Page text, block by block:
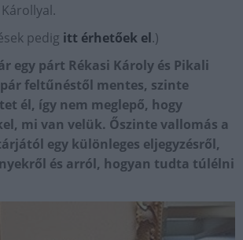
pedig itt érhetőek el.)
egy párt Rékasi Károly és Pikali
feltűnéstől mentes, szinte
él, így nem meglepő, hogy
mi van velük. Őszinte vallomás a
egy különleges eljegyzésről,
és arról, hogyan tudta túlélni